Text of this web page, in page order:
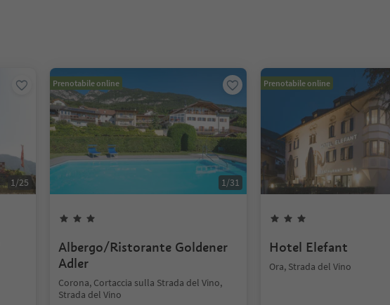
1/25
Prenotabile online
1/31
Albergo/Ristorante Goldener
Adler
Corona, Cortaccia sulla Strada del Vino,
Strada del Vino
Prenotabile online
Hotel Elefant
Ora, Strada del Vino